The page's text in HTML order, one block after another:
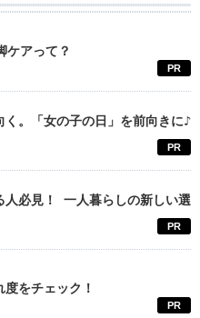
ケアって？
PR
く。「女の子の日」を前向きに♪
PR
人必見！ 一人暮らしの新しい選
PR
をチェック！
PR